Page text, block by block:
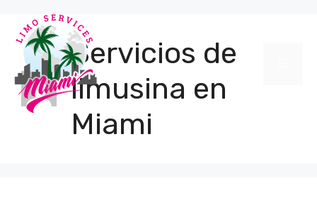
contenido
Servicios de
limusina en
Miami